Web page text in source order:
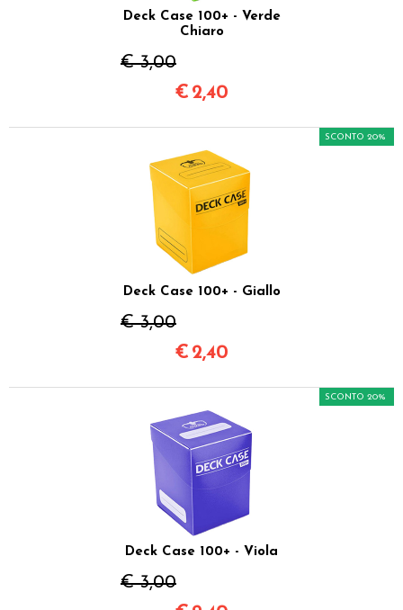
Deck Case 100+ - Verde
Chiaro
€ 3,00
€ 2,40
Deck Case 100+ - Giallo
€ 3,00
SCONTO 20%
€ 2,40
Deck Case 100+ - Viola
€ 3,00
SCONTO 20%